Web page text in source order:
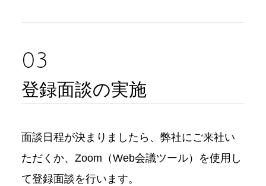
03
登録面談の実施
面談日程が決まりましたら、弊社にご来社い
ただくか、Zoom（Web会議ツール）を使用し
て登録面談を行います。